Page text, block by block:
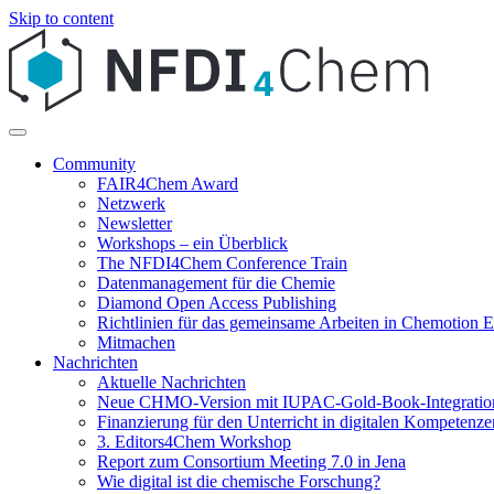
Skip to content
Community
FAIR4Chem Award
Netzwerk
Newsletter
Workshops – ein Überblick
The NFDI4Chem Conference Train
Datenmanagement für die Chemie
Diamond Open Access Publishing
Richtlinien für das gemeinsame Arbeiten in Chemotion
Mitmachen
Nachrichten
Aktuelle Nachrichten
Neue CHMO-Version mit IUPAC-Gold-Book-
Finanzierung für den Unterricht in digitalen
3. Editors4Chem Workshop
Report zum Consortium Meeting 7.0 in Jena
Wie digital ist die chemische Forschung?